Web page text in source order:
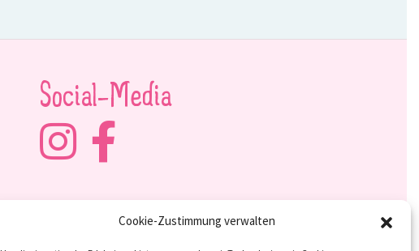
Cookie-Zustimmung verwalten
Social-Media